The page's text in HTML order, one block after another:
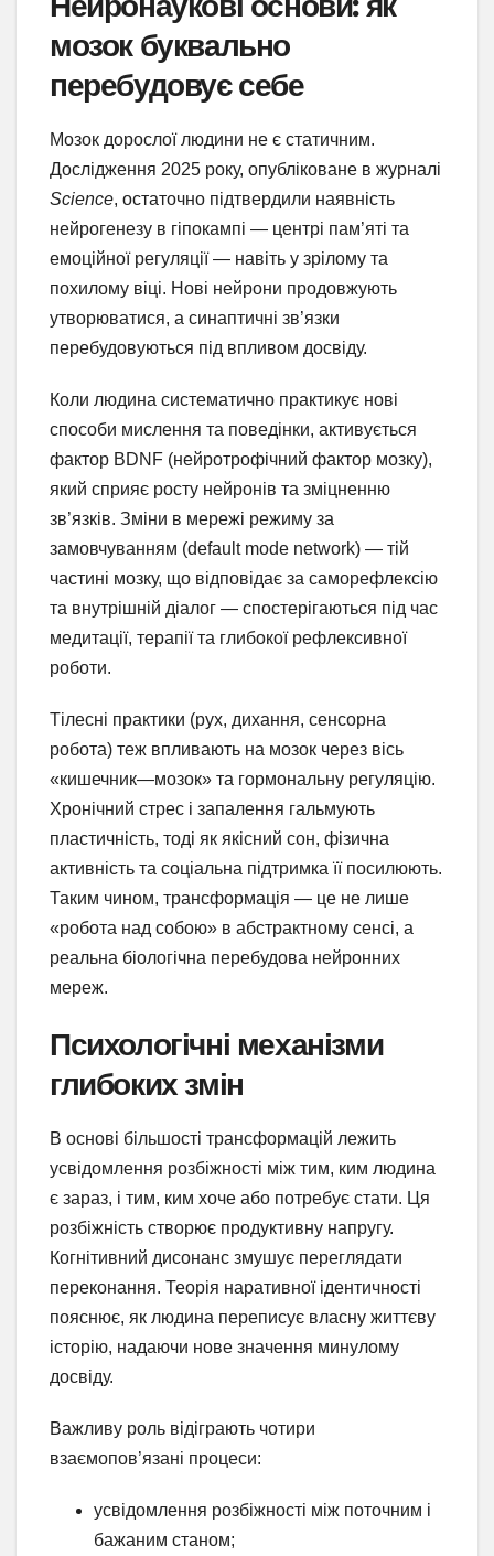
мозок буквально
перебудовує себе
Мозок дорослої людини не є статичним.
Дослідження 2025 року, опубліковане в журналі
Science, остаточно підтвердили наявність
нейрогенезу в гіпокампі — центрі пам’яті та
емоційної регуляції — навіть у зрілому та
похилому віці. Нові нейрони продовжують
утворюватися, а синаптичні зв’язки
перебудовуються під впливом досвіду.
Коли людина систематично практикує нові
способи мислення та поведінки, активується
фактор BDNF (нейротрофічний фактор мозку),
який сприяє росту нейронів та зміцненню
зв’язків. Зміни в мережі режиму за
замовчуванням (default mode network) — тій
частині мозку, що відповідає за саморефлексію
та внутрішній діалог — спостерігаються під час
медитації, терапії та глибокої рефлексивної
роботи.
Тілесні практики (рух, дихання, сенсорна
робота) теж впливають на мозок через вісь
«кишечник—мозок» та гормональну регуляцію.
Хронічний стрес і запалення гальмують
пластичність, тоді як якісний сон, фізична
активність та соціальна підтримка її посилюють.
Таким чином, трансформація — це не лише
«робота над собою» в абстрактному сенсі, а
реальна біологічна перебудова нейронних
мереж.
Психологічні механізми
глибоких змін
В основі більшості трансформацій лежить
усвідомлення розбіжності між тим, ким людина
є зараз, і тим, ким хоче або потребує стати. Ця
розбіжність створює продуктивну напругу.
Когнітивний дисонанс змушує переглядати
переконання. Теорія наративної ідентичності
пояснює, як людина переписує власну життєву
історію, надаючи нове значення минулому
досвіду.
Важливу роль відіграють чотири
взаємопов’язані процеси:
усвідомлення розбіжності між поточним і
бажаним станом;